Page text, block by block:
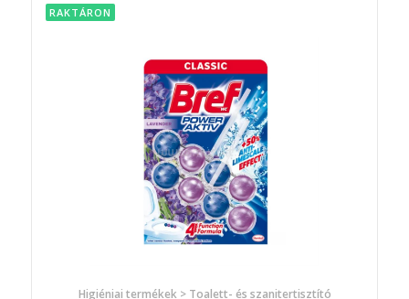
RAKTÁRON
Higiéniai termékek > Toalett- és szanitertisztító